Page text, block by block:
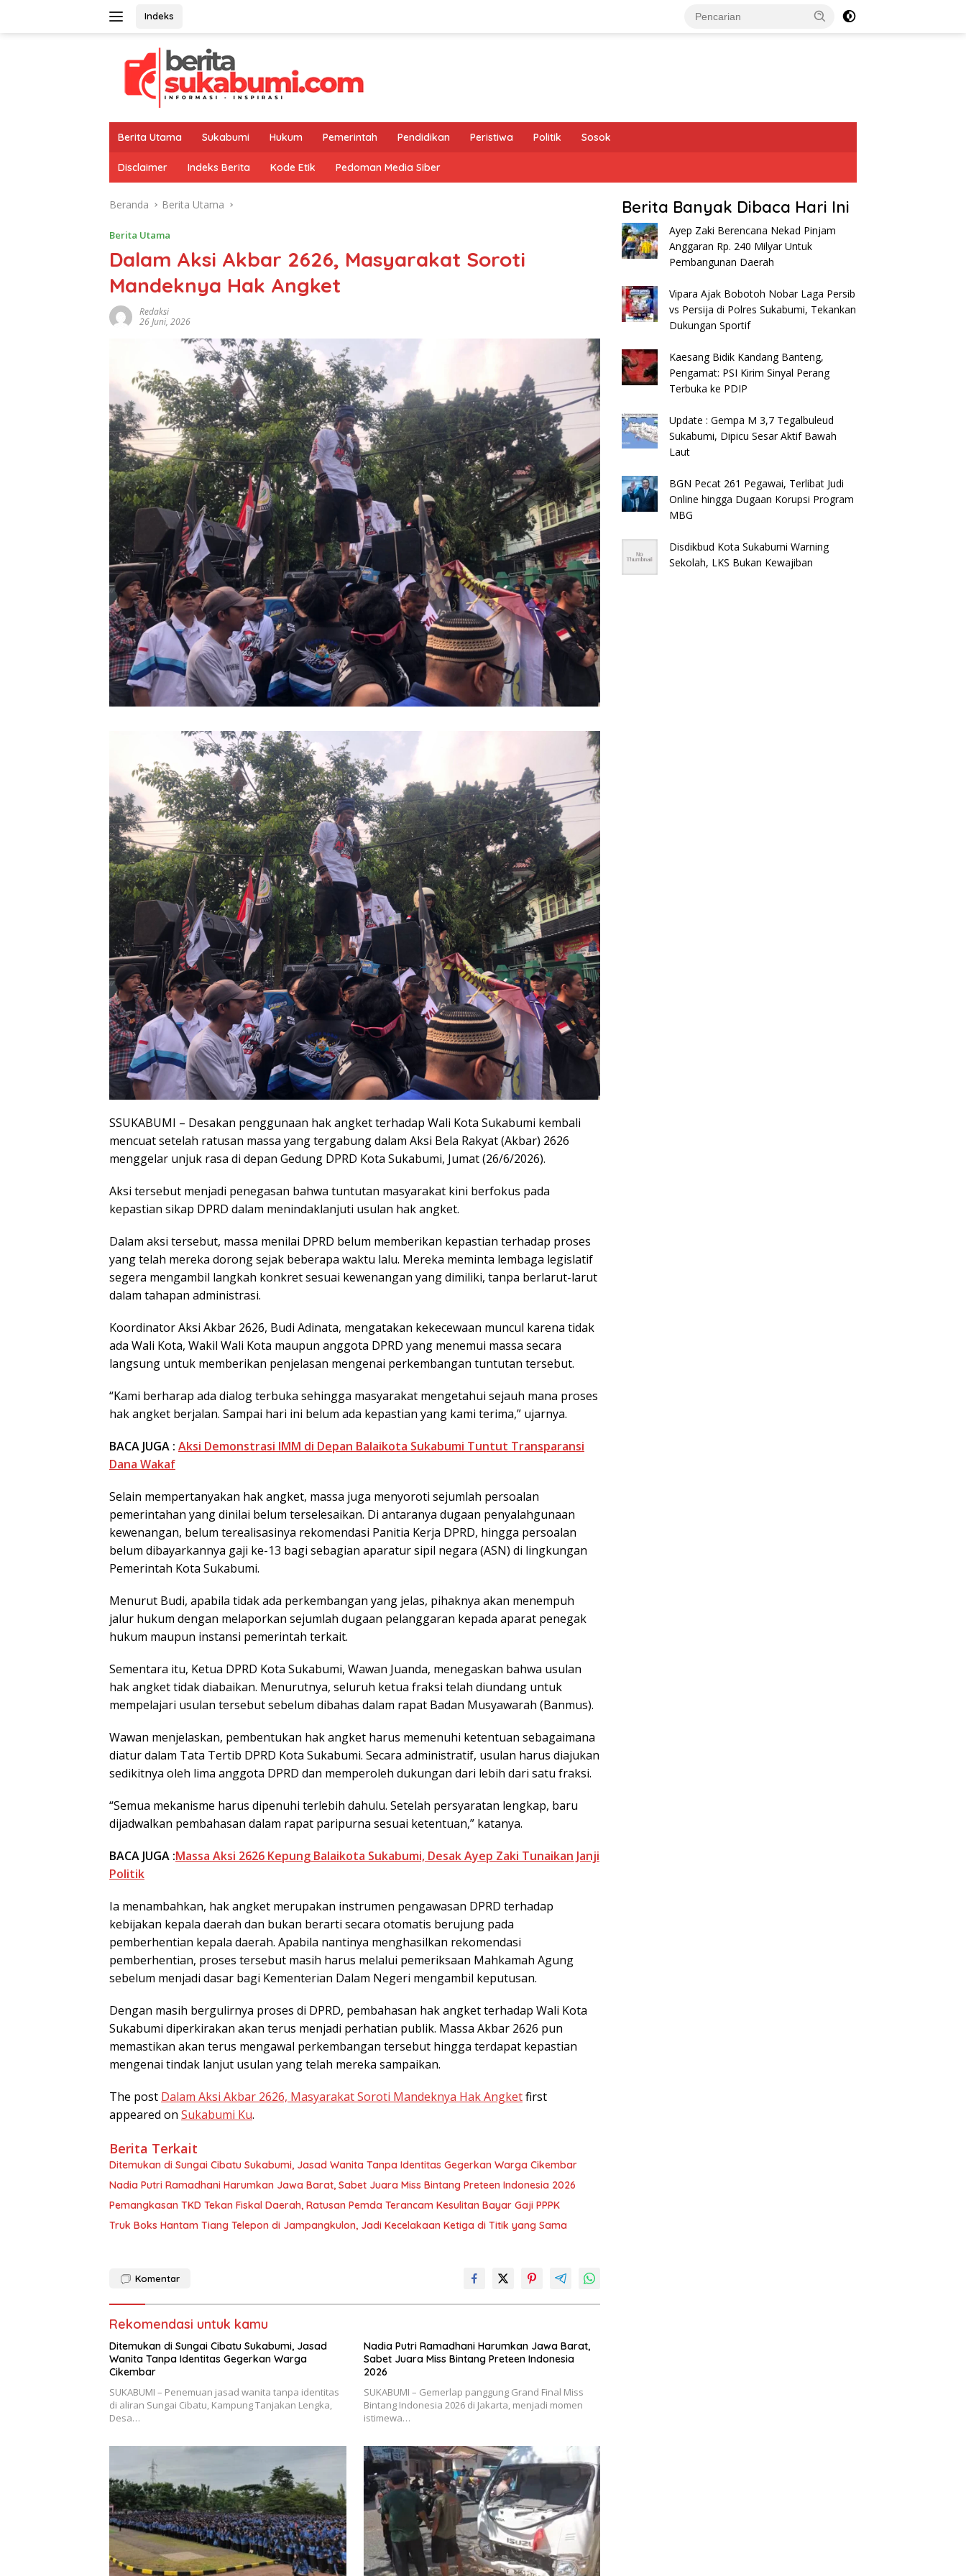
Indeks
Berita Utama Sukabumi Hukum Pemerintah Pendidikan Peristiwa Politik Sosok
Disclaimer Indeks Berita Kode Etik Pedoman Media Siber
Beranda Berita Utama
Berita Utama
Dalam Aksi Akbar 2626, Masyarakat Soroti
Mandeknya Hak Angket
Redaksi
26 Juni, 2026
SSUKABUMI – Desakan penggunaan hak angket terhadap Wali Kota Sukabumi kembali
mencuat setelah ratusan massa yang tergabung dalam Aksi Bela Rakyat (Akbar) 2626
menggelar unjuk rasa di depan Gedung DPRD Kota Sukabumi, Jumat (26/6/2026).
Aksi tersebut menjadi penegasan bahwa tuntutan masyarakat kini berfokus pada
kepastian sikap DPRD dalam menindaklanjuti usulan hak angket.
Dalam aksi tersebut, massa menilai DPRD belum memberikan kepastian terhadap proses
yang telah mereka dorong sejak beberapa waktu lalu. Mereka meminta lembaga legislatif
segera mengambil langkah konkret sesuai kewenangan yang dimiliki, tanpa berlarut-larut
dalam tahapan administrasi.
Koordinator Aksi Akbar 2626, Budi Adinata, mengatakan kekecewaan muncul karena tidak
ada Wali Kota, Wakil Wali Kota maupun anggota DPRD yang menemui massa secara
langsung untuk memberikan penjelasan mengenai perkembangan tuntutan tersebut.
“Kami berharap ada dialog terbuka sehingga masyarakat mengetahui sejauh mana proses
hak angket berjalan. Sampai hari ini belum ada kepastian yang kami terima,” ujarnya.
BACA JUGA : Aksi Demonstrasi IMM di Depan Balaikota Sukabumi Tuntut Transparansi
Dana Wakaf
Selain mempertanyakan hak angket, massa juga menyoroti sejumlah persoalan
pemerintahan yang dinilai belum terselesaikan. Di antaranya dugaan penyalahgunaan
kewenangan, belum terealisasinya rekomendasi Panitia Kerja DPRD, hingga persoalan
belum dibayarkannya gaji ke-13 bagi sebagian aparatur sipil negara (ASN) di lingkungan
Pemerintah Kota Sukabumi.
Menurut Budi, apabila tidak ada perkembangan yang jelas, pihaknya akan menempuh
jalur hukum dengan melaporkan sejumlah dugaan pelanggaran kepada aparat penegak
hukum maupun instansi pemerintah terkait.
Sementara itu, Ketua DPRD Kota Sukabumi, Wawan Juanda, menegaskan bahwa usulan
hak angket tidak diabaikan. Menurutnya, seluruh ketua fraksi telah diundang untuk
mempelajari usulan tersebut sebelum dibahas dalam rapat Badan Musyawarah (Banmus).
Wawan menjelaskan, pembentukan hak angket harus memenuhi ketentuan sebagaimana
diatur dalam Tata Tertib DPRD Kota Sukabumi. Secara administratif, usulan harus diajukan
sedikitnya oleh lima anggota DPRD dan memperoleh dukungan dari lebih dari satu fraksi.
“Semua mekanisme harus dipenuhi terlebih dahulu. Setelah persyaratan lengkap, baru
dijadwalkan pembahasan dalam rapat paripurna sesuai ketentuan,” katanya.
BACA JUGA :Massa Aksi 2626 Kepung Balaikota Sukabumi, Desak Ayep Zaki Tunaikan Janji
Politik
Ia menambahkan, hak angket merupakan instrumen pengawasan DPRD terhadap
kebijakan kepala daerah dan bukan berarti secara otomatis berujung pada
pemberhentian kepala daerah. Apabila nantinya menghasilkan rekomendasi
pemberhentian, proses tersebut masih harus melalui pemeriksaan Mahkamah Agung
sebelum menjadi dasar bagi Kementerian Dalam Negeri mengambil keputusan.
Dengan masih bergulirnya proses di DPRD, pembahasan hak angket terhadap Wali Kota
Sukabumi diperkirakan akan terus menjadi perhatian publik. Massa Akbar 2626 pun
memastikan akan terus mengawal perkembangan tersebut hingga terdapat kepastian
mengenai tindak lanjut usulan yang telah mereka sampaikan.
The post Dalam Aksi Akbar 2626, Masyarakat Soroti Mandeknya Hak Angketfirst
appeared on Sukabumi Ku.
Berita Terkait
Ditemukan di Sungai Cibatu Sukabumi, Jasad Wanita Tanpa Identitas Gegerkan Warga Cikembar
Nadia Putri Ramadhani Harumkan Jawa Barat, Sabet Juara Miss Bintang Preteen Indonesia 2026
Pemangkasan TKD Tekan Fiskal Daerah, Ratusan Pemda Terancam Kesulitan Bayar Gaji PPPK
Truk Boks Hantam Tiang Telepon di Jampangkulon, Jadi Kecelakaan Ketiga di Titik yang Sama
Komentar
Rekomendasi untuk kamu
Ditemukan di Sungai Cibatu Sukabumi, Jasad
Wanita Tanpa Identitas Gegerkan Warga
Cikembar
SUKABUMI – Penemuan jasad wanita tanpa identitas
di aliran Sungai Cibatu, Kampung Tanjakan Lengka,
Desa…
Nadia Putri Ramadhani Harumkan Jawa Barat,
Sabet Juara Miss Bintang Preteen Indonesia
2026
SUKABUMI – Gemerlap panggung Grand Final Miss
Bintang Indonesia 2026 di Jakarta, menjadi momen
istimewa…
Berita Banyak Dibaca Hari Ini
Ayep Zaki Berencana Nekad Pinjam
Anggaran Rp. 240 Milyar Untuk
Pembangunan Daerah
Vipara Ajak Bobotoh Nobar Laga Persib
vs Persija di Polres Sukabumi, Tekankan
Dukungan Sportif
Kaesang Bidik Kandang Banteng,
Pengamat: PSI Kirim Sinyal Perang
Terbuka ke PDIP
Update : Gempa M 3,7 Tegalbuleud
Sukabumi, Dipicu Sesar Aktif Bawah
Laut
BGN Pecat 261 Pegawai, Terlibat Judi
Online hingga Dugaan Korupsi Program
MBG
Disdikbud Kota Sukabumi Warning
Sekolah, LKS Bukan Kewajiban